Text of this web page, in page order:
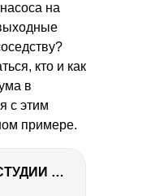
на
кто и как
в
с этим
примере.
КАК СНИМАТЬ В СТУДИИ СО ВСПЫШКАМИ